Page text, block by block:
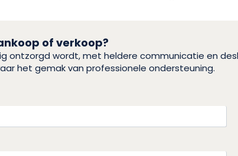
of verkoop?
ontzorgd wordt, met heldere communicatie en
het gemak van professionele ondersteuning.